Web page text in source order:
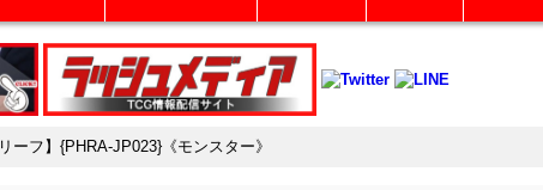
ーフ】{PHRA-JP023}《モンスター》